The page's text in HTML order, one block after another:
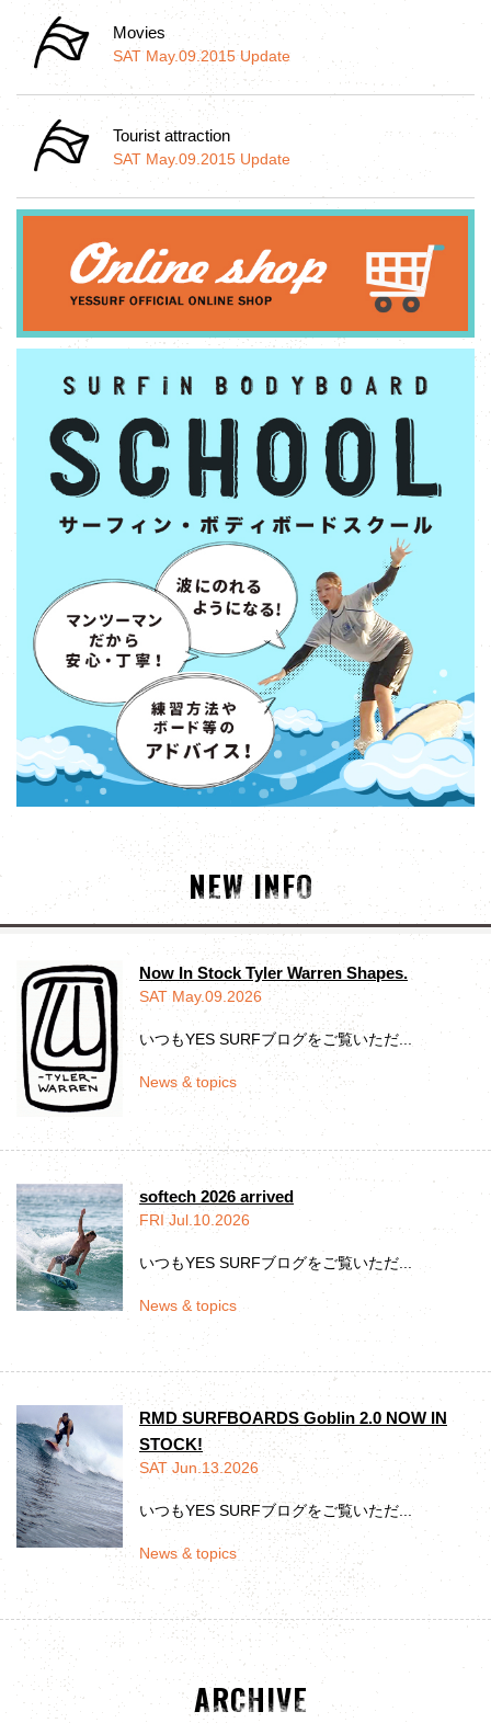
Movies
SAT May.09.2015 Update
Tourist attraction
SAT May.09.2015 Update
NEW INFO
Now In Stock Tyler Warren Shapes.
SAT May.09.2026
いつもYES SURFブログをご覧いただ...
News & topics
softech 2026 arrived
FRI Jul.10.2026
いつもYES SURFブログをご覧いただ...
News & topics
RMD SURFBOARDS Goblin 2.0 NOW IN
STOCK!
SAT Jun.13.2026
いつもYES SURFブログをご覧いただ...
News & topics
ARCHIVE